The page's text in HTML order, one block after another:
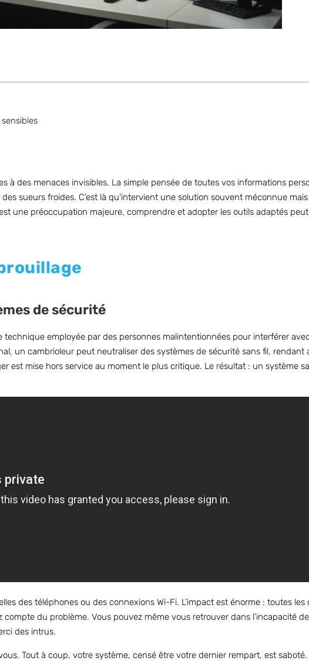
à des menaces invisibles. La simple pensée de toutes vos informations
sueurs froides. C’est là qu’intervient une solution souvent méconnue
une préoccupation majeure, comprendre et adopter les outils adaptés
de sécurité
employée par des personnes malintentionnées pour interférer
un cambrioleur peut neutraliser des systèmes de sécurité sans fil, rendant
est mise hors service au moment le plus critique. Le résultat : un système
des téléphones ou des connexions Wi-Fi. L’impact est énorme : toutes
du problème. Vous pouvez même vous retrouver dans l’incapacité
des intrus.
Tout à coup, votre système, censé être votre dernier rempart, est saboté.